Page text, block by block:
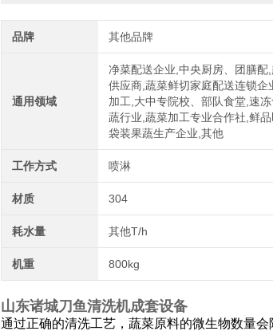
品牌 其他品牌
通用领域
净菜配送企业,中央厨房、团膳配
供应商,蔬菜鲜切家庭配送连锁企
加工,大中专院校、部队食堂,速
蔬行业,蔬菜加工专业合作社,鲜
袋装果蔬生产企业,其他
工作方式 喷淋
材质 304
耗水量 其他T/h
机重 800kg
山东诸城刀鱼清洗机成套设备
通过正确的清洗工艺，蔬菜原料的微生物数量会